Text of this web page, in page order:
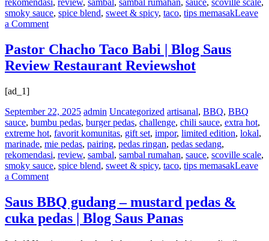
rekomendasi, review, sambal, sambal rumahan, sauce, scoville scale,
smoky sauce, spice blend, sweet & spicy, taco, tips memasakLeave
a Commenton
Grocery
Grim
Burger
Review
Restaurant
Reviewshot
Pastor Chacho Taco Babi | Blog Saus
Review Restaurant Reviewshot
[ad_1]
September 22, 2025 admin Uncategorized artisanal, BBQ, BBQ
sauce, bumbu pedas, burger pedas, challenge, chili sauce, extra hot,
extreme hot, favorit komunitas, gift set, impor, limited edition, lokal,
marinade, mie pedas, pairing, pedas ringan, pedas sedang,
rekomendasi, review, sambal, sambal rumahan, sauce, scoville scale,
smoky sauce, spice blend, sweet & spicy, taco, tips memasakLeave
a Commenton
Chacho
Taco
Babi
Saus BBQ gudang – mustard pedas &
cuka pedas | Blog Saus Panas